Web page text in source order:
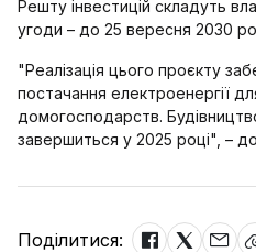
Решту інвестицій складуть
угоди – до 25 вересня 2030
"Реалізація цього проєкту
постачання електроенергії
домогосподарств.
завершиться у 2025 році", –
Поділитися: